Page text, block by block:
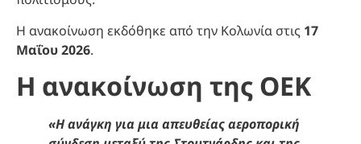
Η ανακοίνωση εκδόθηκε από την Κολωνία στις 17
Μαΐου 2026.
Η ανακοίνωση της ΟΕΚ
«Η ανάγκη για μια απευθείας αεροπορική